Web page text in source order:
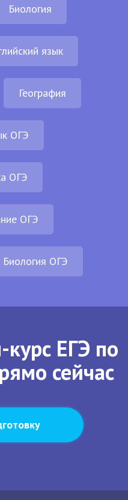
Биология
язык
География
ОГЭ
ОГЭ
ОГЭ
Биология ОГЭ
ЕГЭ по
сейчас